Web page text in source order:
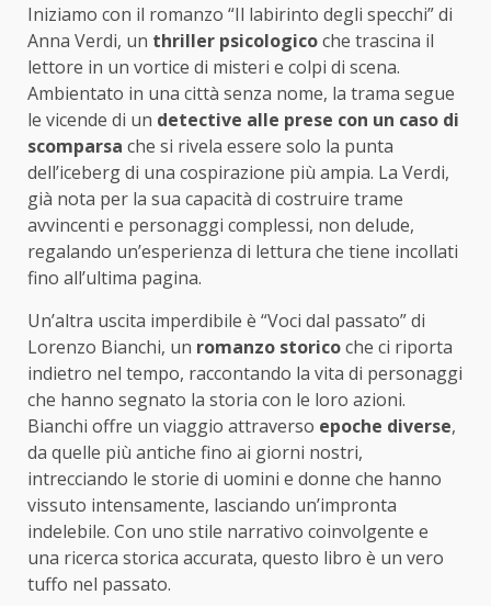
Iniziamo con il romanzo “Il labirinto degli specchi” di
Anna Verdi, un thriller psicologicoche trascina il
lettore in un vortice di misteri e colpi di scena.
Ambientato in una città senza nome, la trama segue
le vicende di un detective alle prese con un caso di
scomparsa che si rivela essere solo la punta
dell’iceberg di una cospirazione più ampia. La Verdi,
già nota per la sua capacità di costruire trame
avvincenti e personaggi complessi, non delude,
regalando un’esperienza di lettura che tiene incollati
fino all’ultima pagina.
Un’altra uscita imperdibile è “Voci dal passato” di
Lorenzo Bianchi, un romanzo storicoche ci riporta
indietro nel tempo, raccontando la vita di personaggi
che hanno segnato la storia con le loro azioni.
Bianchi offre un viaggio attraverso epoche diverse,
da quelle più antiche fino ai giorni nostri,
intrecciando le storie di uomini e donne che hanno
vissuto intensamente, lasciando un’impronta
indelebile. Con uno stile narrativo coinvolgente e
una ricerca storica accurata, questo libro è un vero
tuffo nel passato.